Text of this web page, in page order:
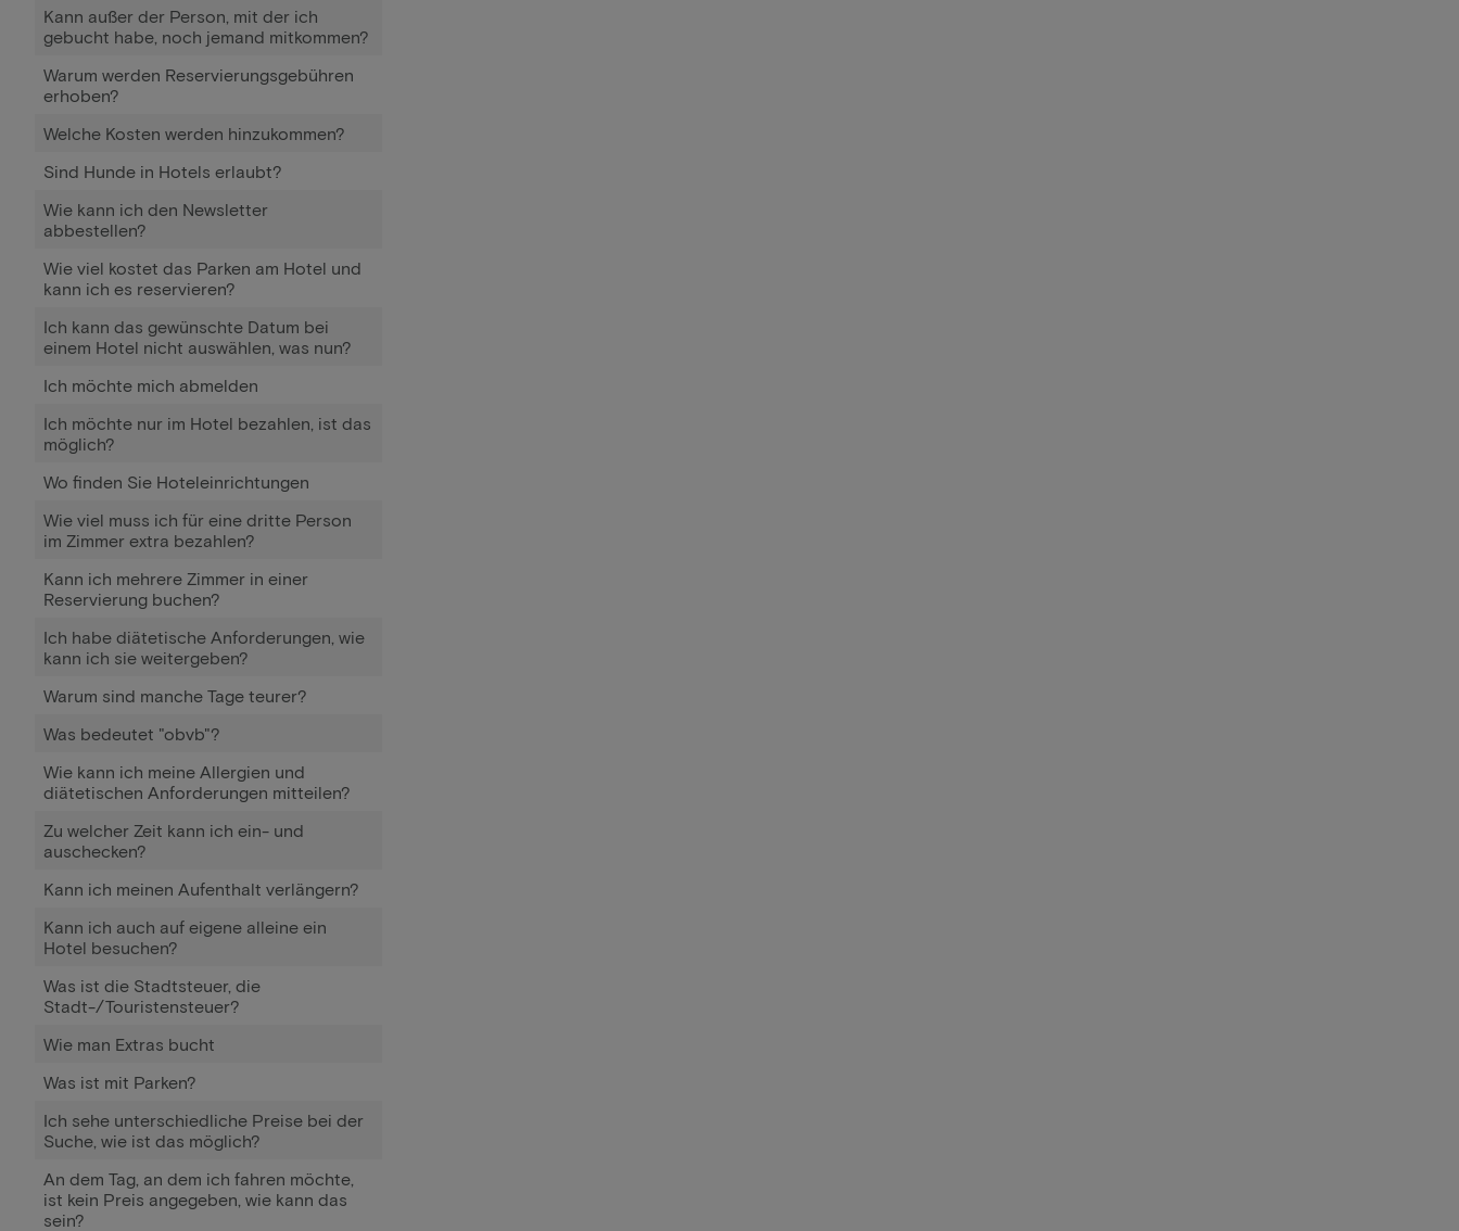
Kann außer der Person, mit der ich
gebucht habe, noch jemand mitkommen?
Warum werden Reservierungsgebühren
erhoben?
Welche Kosten werden hinzukommen?
Sind Hunde in Hotels erlaubt?
Wie kann ich den Newsletter
abbestellen?
Wie viel kostet das Parken am Hotel und
kann ich es reservieren?
Ich kann das gewünschte Datum bei
einem Hotel nicht auswählen, was nun?
Ich möchte mich abmelden
Ich möchte nur im Hotel bezahlen, ist das
möglich?
Wo finden Sie Hoteleinrichtungen
Wie viel muss ich für eine dritte Person
im Zimmer extra bezahlen?
Kann ich mehrere Zimmer in einer
Reservierung buchen?
Ich habe diätetische Anforderungen, wie
kann ich sie weitergeben?
Warum sind manche Tage teurer?
Was bedeutet "obvb"?
Wie kann ich meine Allergien und
diätetischen Anforderungen mitteilen?
Zu welcher Zeit kann ich ein- und
auschecken?
Kann ich meinen Aufenthalt verlängern?
Kann ich auch auf eigene alleine ein
Hotel besuchen?
Was ist die Stadtsteuer, die
Stadt-/Touristensteuer?
Wie man Extras bucht
Was ist mit Parken?
Ich sehe unterschiedliche Preise bei der
Suche, wie ist das möglich?
An dem Tag, an dem ich fahren möchte,
ist kein Preis angegeben, wie kann das
sein?